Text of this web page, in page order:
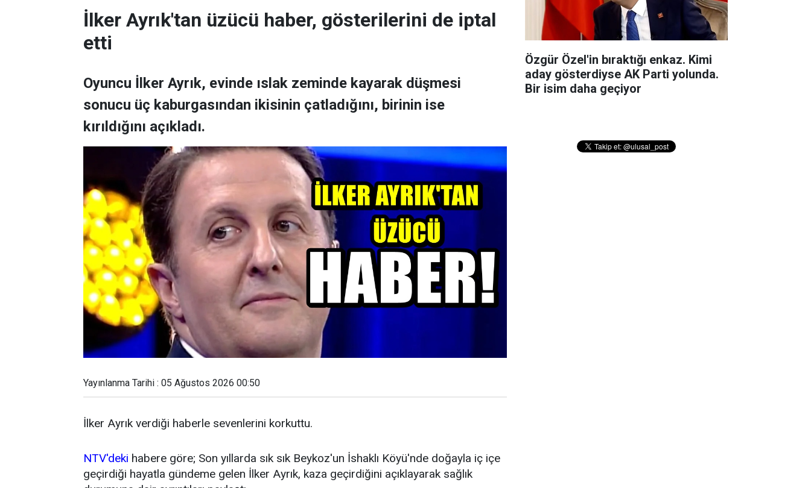
İlker Ayrık'tan üzücü haber, gösterilerini de iptal
etti
Oyuncu İlker Ayrık, evinde ıslak zeminde kayarak düşmesi
sonucu üç kaburgasından ikisinin çatladığını, birinin ise
kırıldığını açıkladı.
Yayınlanma Tarihi : 05 Ağustos 2026 00:50
İlker Ayrık verdiği haberle sevenlerini korkuttu.
NTV'deki habere göre; Son yıllarda sık sık Beykoz'un İshaklı Köyü'nde doğayla iç içe
geçirdiği hayatla gündeme gelen İlker Ayrık, kaza geçirdiğini açıklayarak sağlık
Özgür Özel'in bıraktığı enkaz. Kimi
aday gösterdiyse AK Parti yolunda.
Bir isim daha geçiyor